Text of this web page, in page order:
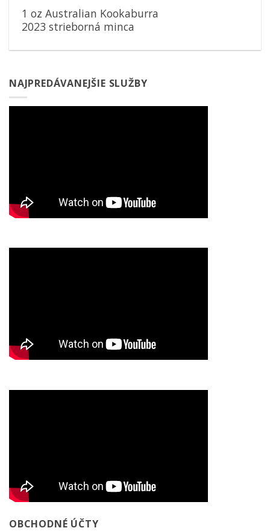
1 oz Australian Kookaburra
2023 strieborná minca
NAJPREDÁVANEJŠIE SLUŽBY
OBCHODNÉ ÚČTY